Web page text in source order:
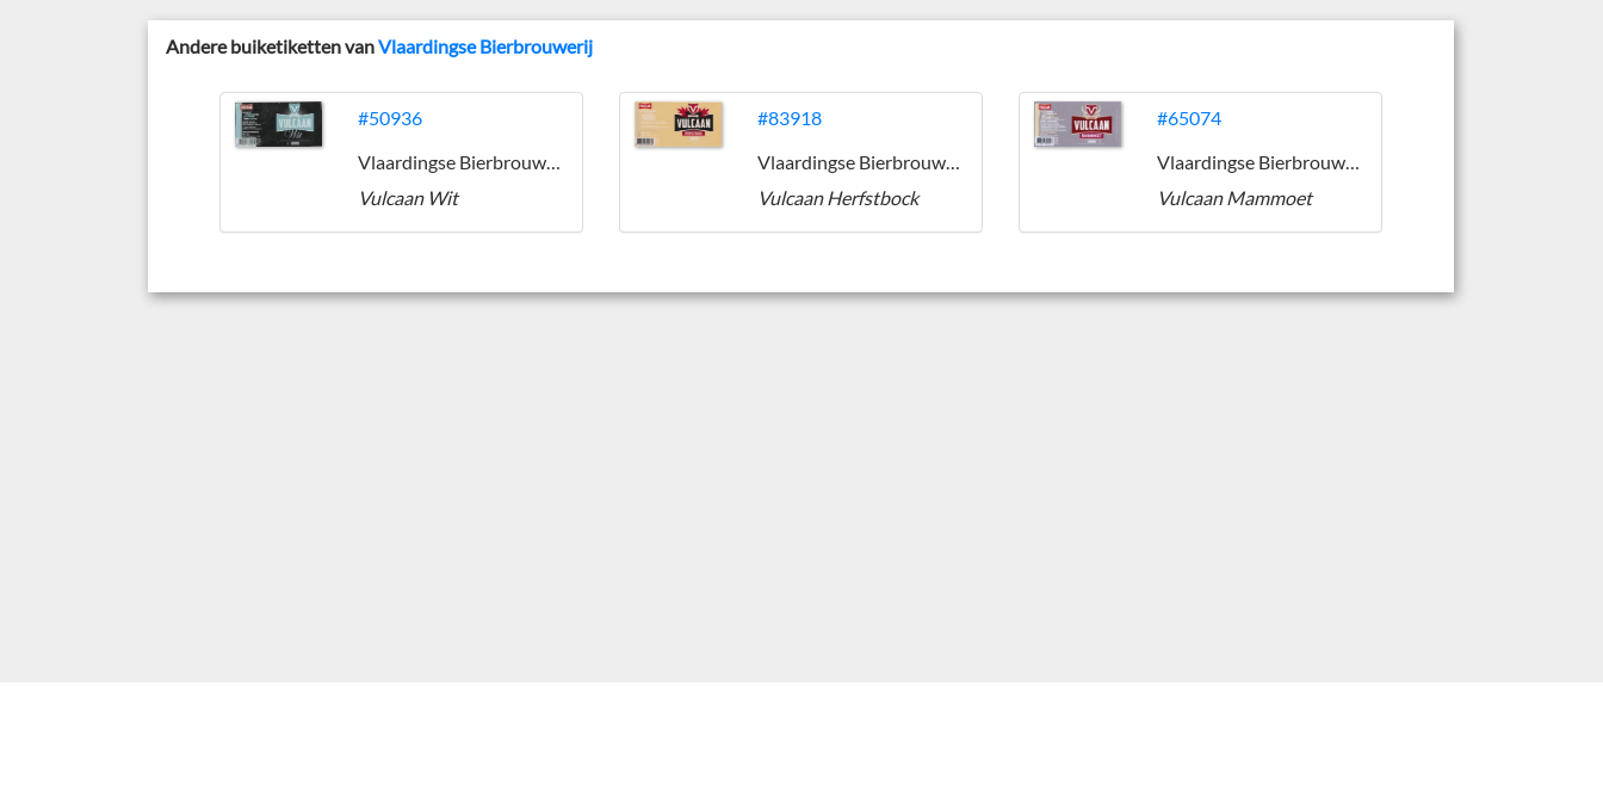
Andere buiketiketten vanVlaardingse Bierbrouwerij
#50936
Vlaardingse Bierbrouwerij
Vulcaan Wit
#83918
Vlaardingse Bierbrouwerij
Vulcaan Herfstbock
#65074
Vlaardingse Bierbrouwerij
Vulcaan Mammoet